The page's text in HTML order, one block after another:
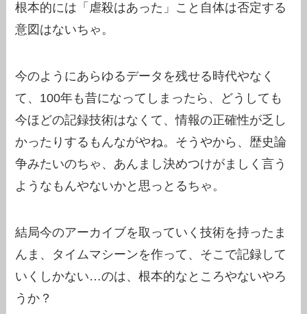
根本的には「虐殺はあった」こと自体は否定する
意図はないちゃ。
今のようにあらゆるデータを残せる時代やなく
て、100年も昔になってしまったら、どうしても
今ほどの記録技術はなくて、情報の正確性が乏し
かったりするもんながやね。そうやから、歴史論
争みたいのちゃ、あんまし決めつけがましく言う
ようなもんやないかと思っとるちゃ。
結局今のアーカイブを取っていく技術を持ったま
んま、タイムマシーンを作って、そこで記録して
いくしかない…のは、根本的なところやないやろ
うか？